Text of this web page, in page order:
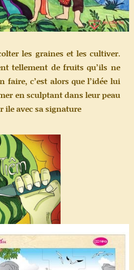
les graines et les cultiver.
tellement de fruits qu’ils ne
faire, c’est alors que l’idée lui
en sculptant dans leur peau
ile avec sa signature